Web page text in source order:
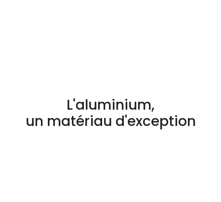
L'aluminium,
un matériau d'exception